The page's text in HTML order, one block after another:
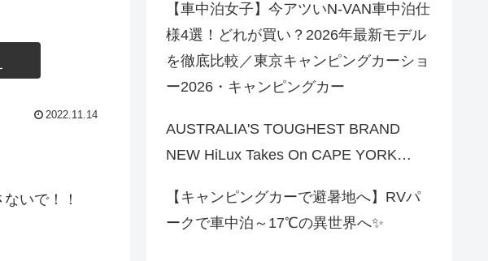
2022.11.14
いで！！
【車中泊女子】今アツいN-VAN車中泊仕
様4選！どれが買い？2026年最新モデル
を徹底比較／東京キャンピングカーショ
ー2026・キャンピングカー
AUSTRALIA'S TOUGHEST BRAND
NEW HiLux Takes On CAPE YORK…
【キャンピングカーで避暑地へ】RVパ
ークで車中泊～17℃の異世界へ✨